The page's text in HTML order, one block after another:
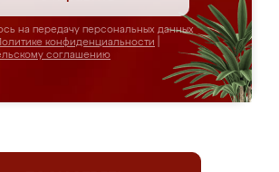
на передачу персональных данных
конфиденциальности
соглашению